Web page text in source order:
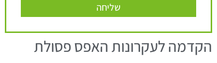
שליחה
הקדמה לעקרונות האפס פסולת